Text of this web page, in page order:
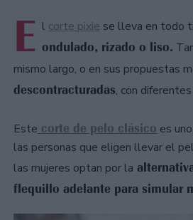
E l corte pixie se lleva en todo
ondulado, rizado o liso.
mismo largo, o en sus propuestas
descontracturadas, con
Este corte de pelo clásico es
las personas que eligen llevar el
las mujeres optan por la
flequillo adelante para simular